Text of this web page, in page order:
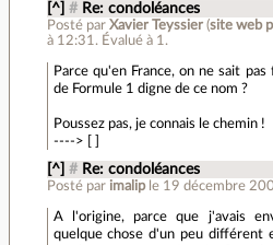
[^] # Re: condoléances
Posté par Xavier Teyssier(site web
à 12:31 . Évalué à 1 .
Parce qu'en France, on ne sait
de Formule 1 digne de ce nom ?
Poussez pas, je connais le chemin !
----> [ ]
[^] # Re: condoléances
Posté par imalip le 19 décembre
A l'origine, parce que j'avais
quelque chose d'un peu différent